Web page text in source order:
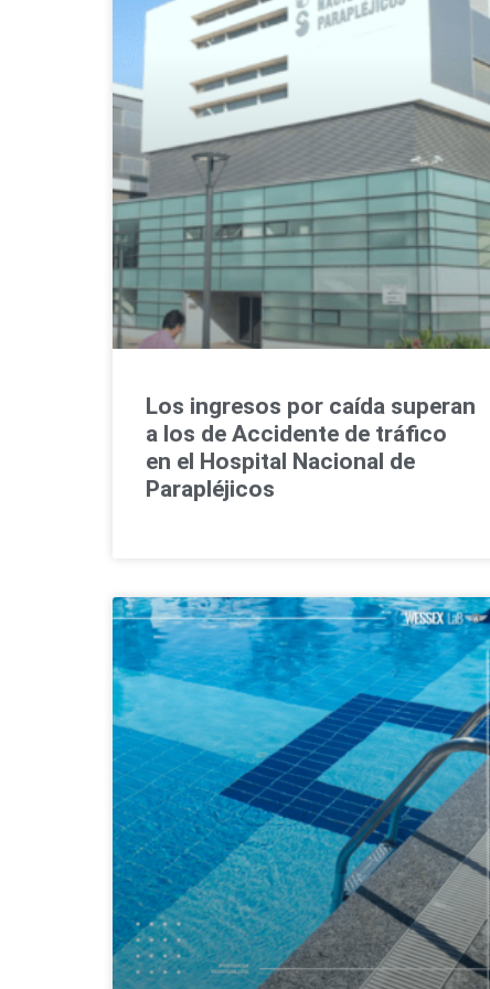
Los ingresos por caída superan
a los de Accidente de tráfico
en el Hospital Nacional de
Parapléjicos